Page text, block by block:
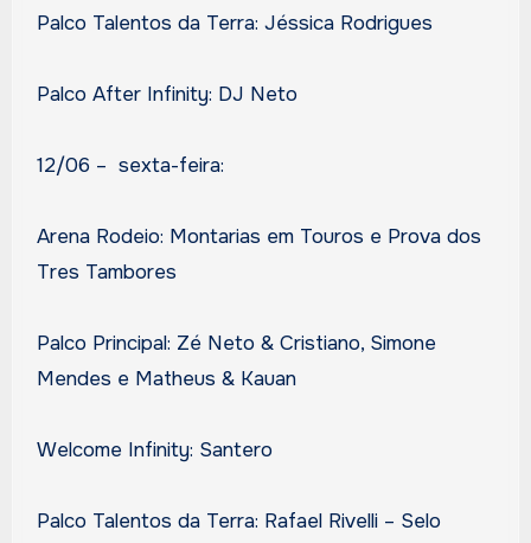
Palco Talentos da Terra: Jéssica Rodrigues
Palco After Infinity: DJ Neto
12/06 – sexta-feira:
Arena Rodeio: Montarias em Touros e Prova dos
Tres Tambores
Palco Principal: Zé Neto & Cristiano, Simone
Mendes e Matheus & Kauan
Welcome Infinity: Santero
Palco Talentos da Terra: Rafael Rivelli – Selo